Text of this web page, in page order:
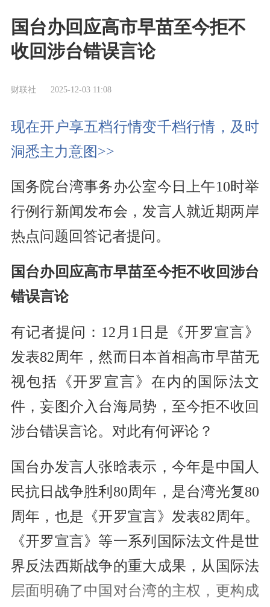
国台办回应高市早苗至今拒不
收回涉台错误言论
财联社 2025-12-03 11:08
现在开户享五档行情变千档行情，及时
洞悉主力意图>>
国务院台湾事务办公室今日上午10时举
行例行新闻发布会，发言人就近期两岸
热点问题回答记者提问。
国台办回应高市早苗至今拒不收回涉台
错误言论
有记者提问：12月1日是《开罗宣言》
发表82周年，然而日本首相高市早苗无
视包括《开罗宣言》在内的国际法文
件，妄图介入台海局势，至今拒不收回
涉台错误言论。对此有何评论？
国台办发言人张晗表示，今年是中国人
民抗日战争胜利80周年，是台湾光复80
周年，也是《开罗宣言》发表82周年。
《开罗宣言》等一系列国际法文件是世
界反法西斯战争的重大成果，从国际法
层面明确了中国对台湾的主权，更构成